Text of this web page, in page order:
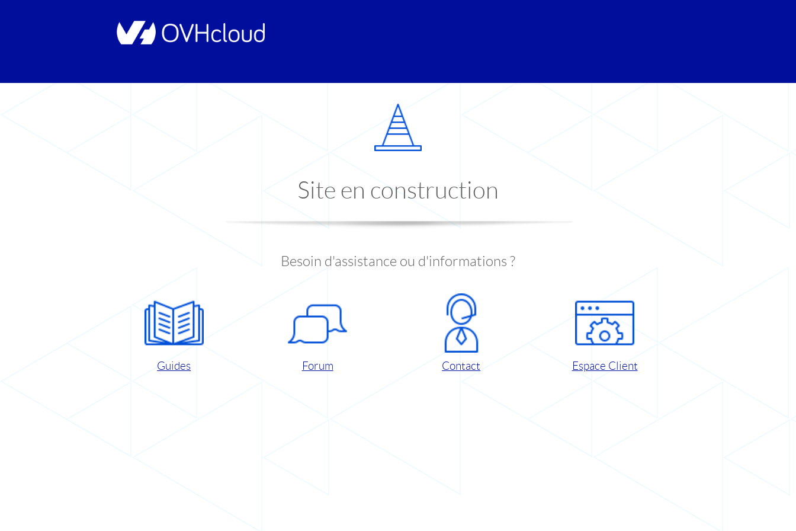
Site en construction
Besoin d'assistance ou d'informations ?
Guides Forum Contact Espace Client